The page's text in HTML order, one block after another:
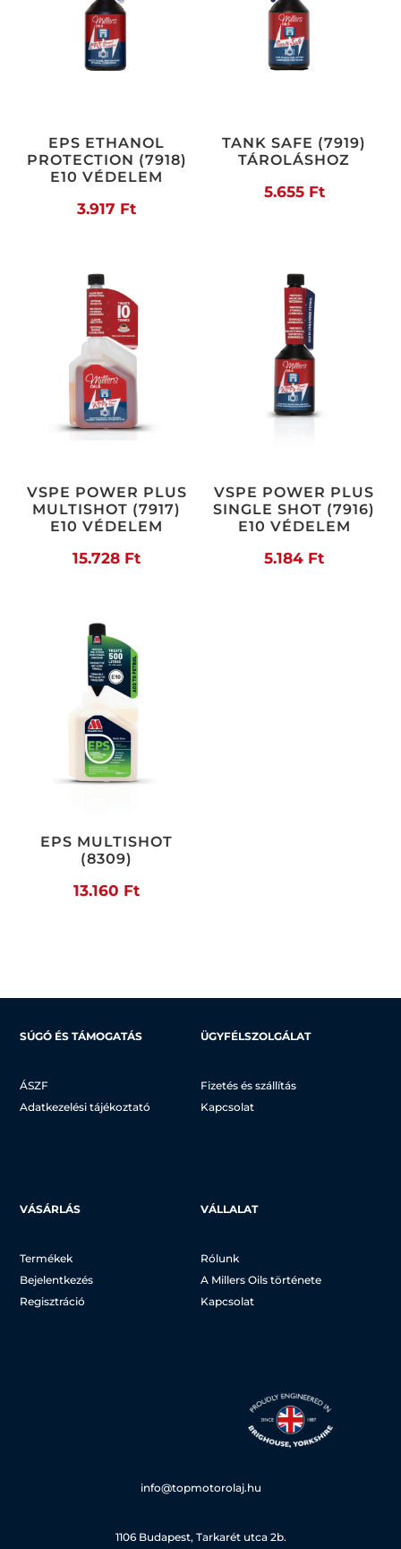
EPS ETHANOL
PROTECTION (7918)
E10 VÉDELEM
3.917 Ft
TANK SAFE (7919)
TÁROLÁSHOZ
5.655 Ft
VSPE POWER PLUS
MULTISHOT (7917)
E10 VÉDELEM
15.728 Ft
VSPE POWER PLUS
SINGLE SHOT (7916)
E10 VÉDELEM
5.184 Ft
EPS MULTISHOT
(8309)
13.160 Ft
SÚGÓ ÉS TÁMOGATÁS
ÁSZF
Adatkezelési tájékoztató
ÜGYFÉLSZOLGÁLAT
Fizetés és szállítás
Kapcsolat
VÁSÁRLÁS
Termékek
Bejelentkezés
Regisztráció
VÁLLALAT
Rólunk
A Millers Oils története
Kapcsolat
info@topmotorolaj.hu
1106 Budapest, Tarkarét utca 2b.